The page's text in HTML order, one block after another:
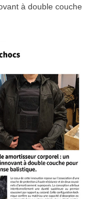
à double couche